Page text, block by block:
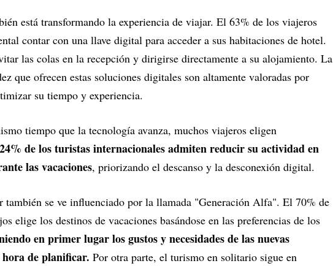
está transformando la experiencia de viajar. El 63% de los viajeros
contar con una llave digital para acceder a sus habitaciones de hotel.
las colas en la recepción y dirigirse directamente a su alojamiento. La
que ofrecen estas soluciones digitales son altamente valoradas por
su tiempo y experiencia.
tiempo que la tecnología avanza, muchos viajeros eligen
de los turistas internacionales admiten reducir su actividad en
las vacaciones, priorizando el descanso y la desconexión digital.
se ve influenciado por la llamada "Generación Alfa". El 70% de
elige los destinos de vacaciones basándose en las preferencias de los
en primer lugar los gustos y necesidades de las nuevas
hora de planificar. Por otra parte, el turismo en solitario sigue en